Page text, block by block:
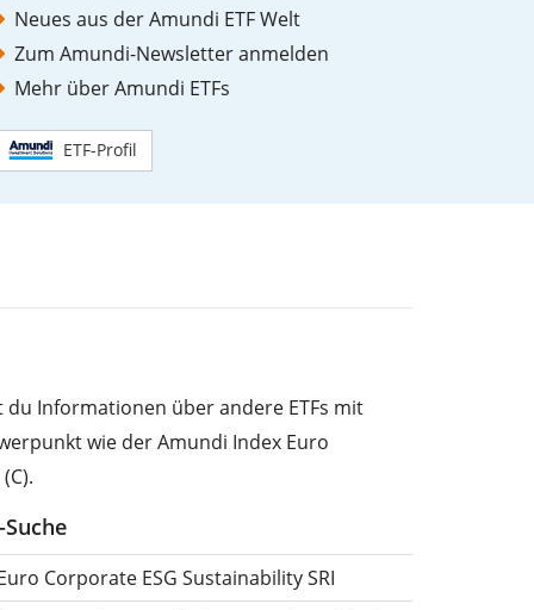
Neues aus der Amundi ETF Welt
Zum Amundi-Newsletter anmelden
Mehr über Amundi ETFs
ETF-Profil
Informationen über andere ETFs mit
wie der Amundi Index Euro
Corporate ESG Sustainability SRI